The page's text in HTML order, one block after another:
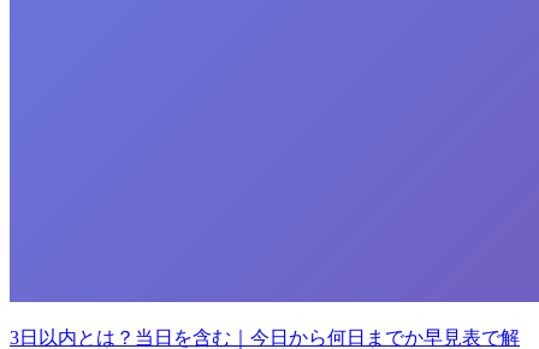
3日以内とは？当日を含む｜今日から何日までか早見表で解